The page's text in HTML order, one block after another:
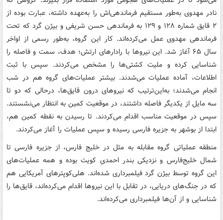
نادر مهدوی به‌طور مستقیم فرماندهی‌اش را به‌عهده داشته، عبارت بوده از
۲ قایق شماره ۱۲۸ و ۱۲۹ به فرماندهی حسن شریفی و بیژن گرد که تحت
فرماندهی مهدوی عمل می‌کرده‌اند. کار این گروه، به‌طور رسمی از اواخر
سال ۶۵ آغاز شد. این نیروها با رادارهای ارتش؛ هدف‌، سمت و فاصله را
شناسایی کرده و ملیت کشتی‌ها را مشخص می‌کردند. سپس با ثبت
اطلاعات، آماده عملیات می‌شدند. بیشتر عملیات‌های گروه هم در شب
انجام می‌شدند؛ به‌این‌ترتیب که نیروهای درون قایق‌ها، درحالی که دو تا
سه مایل از یکدیگر فاصله داشتند، در موقعیت کمین به انتظار می‌نشستند.
سپس در موقعیت مناسب اقدام می‌کردند. تا رسیدن به نقطه کمین هم،
ابتدا از بوشهر به جزیره فارسی رسیده و سپس عملیات را آغاز می‌کردند.
منطقه عملیاتی گروه مقابله به مثل در خلیج فارس، از جزیره فارسی تا
شمال خلیج‌فارس و نزدیکی بندر احمدیِ کویت بوده و همه عملیات‌های
این گروه توسط بیژن گرد فیلمبرداری شده‌اند. هلی‌کوپترهای آمریکایی هم
که در جنگ‌های دریایی، در تقابل با این نیروها اقدام می‌کرده‌اند، قایق‌ها را
شناسایی و از آن‌ها فیلمبرداری می‌کرده‌اند.